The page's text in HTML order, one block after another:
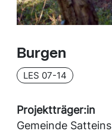
Burgen
LES 07-14
Projektträger:in
Gemeinde Satteins